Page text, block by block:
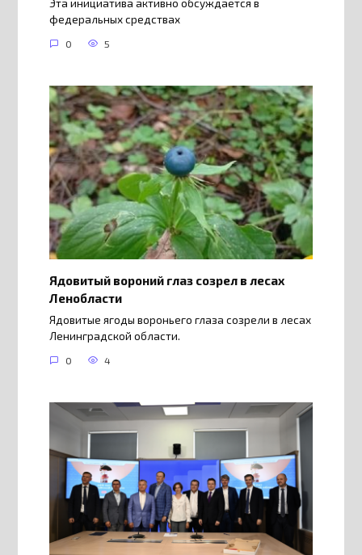
Эта инициатива активно обсуждается в
федеральных средствах
0 5
Ядовитый вороний глаз созрел в лесах
Ленобласти
Ядовитые ягоды вороньего глаза созрели в лесах
Ленинградской области.
0 4